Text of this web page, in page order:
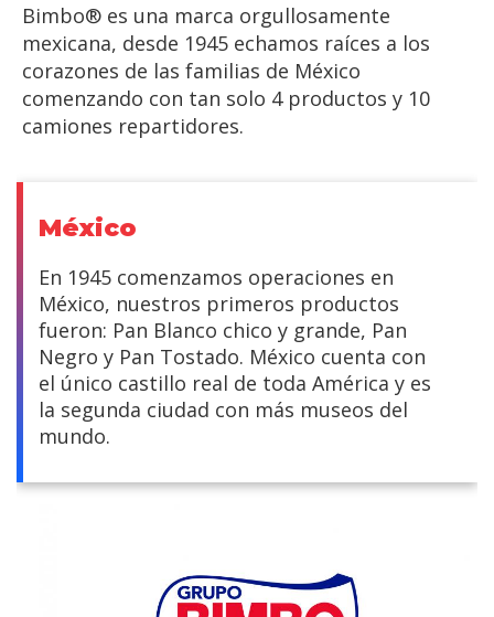
México
Norteamérica
Centroamérica
Sudamérica
Europa y África
Asia
Bimbo® es una marca orgullosamente
mexicana, desde 1945 echamos raíces a los
corazones de las familias de México
comenzando con tan solo 4 productos y 10
camiones repartidores.
México
En 1945 comenzamos operaciones en
México, nuestros primeros productos
fueron: Pan Blanco chico y grande, Pan
Negro y Pan Tostado. México cuenta con
el único castillo real de toda América y es
la segunda ciudad con más museos del
mundo.